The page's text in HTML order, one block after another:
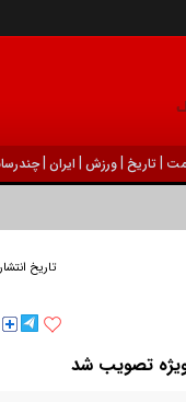
|تاریخ |ورزش | ايران |
تاریخ
تصویب شد